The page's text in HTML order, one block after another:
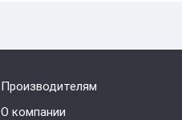
Производителям
О компании